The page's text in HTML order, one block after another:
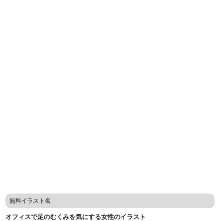
無料イラスト名
オフィスで足のむくみを気にする女性のイラスト